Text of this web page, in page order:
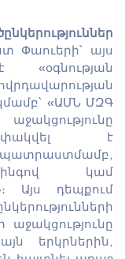
Փաուերի՝ այս
«ԱՄՆ ՄԶԳ
է
կամ
Այս դեպքում
երկրներին,